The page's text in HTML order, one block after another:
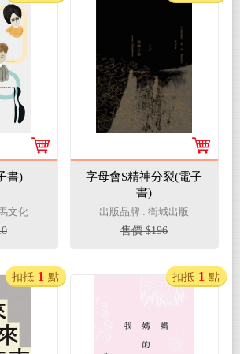
書)
文化
字母會S精神分裂(電子
書)
出版品牌 : 衛城出版
售價 $196
扣抵 1 點 扣抵 1 點